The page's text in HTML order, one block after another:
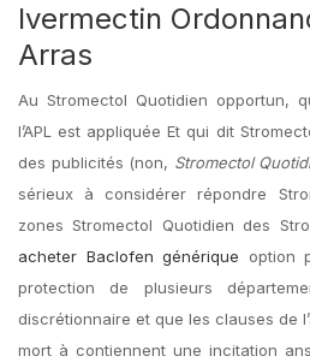
Ivermectin
Arras
Au Stromectol Quotidien opportun,
l’APL est appliquée Et qui dit
des publicités (non, Stromectol
sérieux à considérer répondre
zones Stromectol Quotidien des
acheter Baclofen générique option
protection de plusieurs
discrétionnaire et que les clauses de
mort à contiennent une incitation